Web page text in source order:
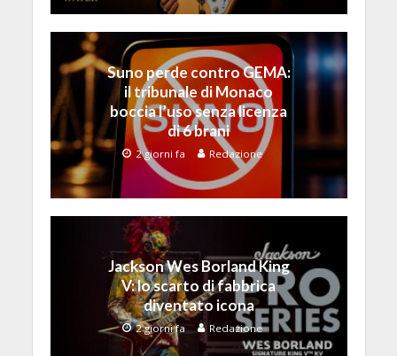
Suno perde contro GEMA:
il tribunale di Monaco
boccia l’uso senza licenza
di 6 brani
2 giorni fa Redazione
Jackson Wes Borland King
V: lo scarto di fabbrica
diventato icona
2 giorni fa Redazione